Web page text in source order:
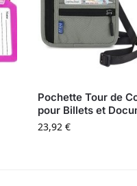
Pochette Tour de
pour Billets et
23,92€